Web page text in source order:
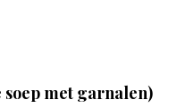
soep met garnalen)